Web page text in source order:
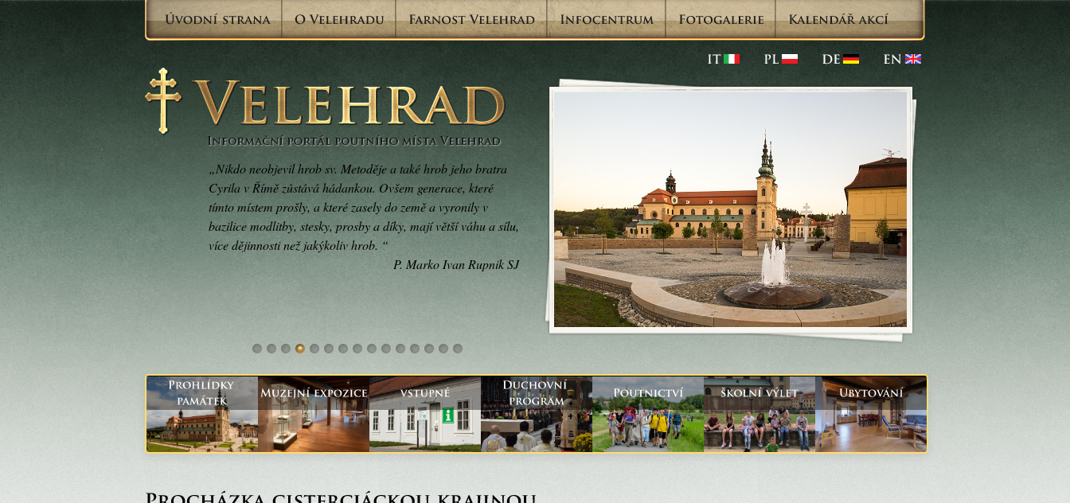
„Nikdo neobjevil hrob sv. Metoděje a také hrob jeho bratra
Cyrila v Římě zůstává hádankou. Ovšem generace, které
tímto místem prošly, a které zasely do země a vyronily v
bazilice modlitby, stesky, prosby a díky, mají větší váhu a sílu,
více dějinnosti než jakýkoliv hrob. “
P. Marko Ivan Rupnik SJ